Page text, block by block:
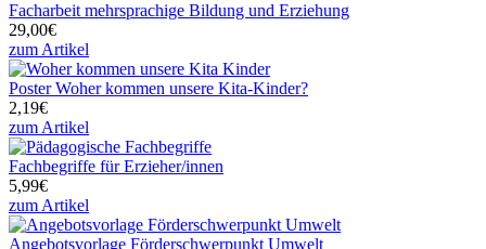
Facharbeit mehrsprachige Bildung und Erziehung
29,00€
zum Artikel
Poster Woher kommen unsere Kita-Kinder?
2,19€
zum Artikel
Fachbegriffe für Erzieher/innen
5,99€
zum Artikel
Angebotsvorlage Förderschwerpunkt Umwelt